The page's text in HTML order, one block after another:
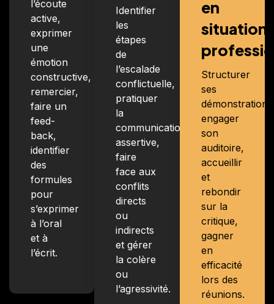
l’écoute
active,
exprimer
une
émotion
constructive,
remercier,
faire un
feed-
back,
identifier
des
formules
pour
s’exprimer
à l’oral
et à
l’écrit.
Identifier
les
étapes
de
l’escalade
conflictuelle,
pratiquer
la
communication
assertive,
faire
face aux
conflits
directs
ou
indirects
et gérer
la colère
ou
l’agressivité.
en
situation
Structurer
ses
engager
son
auditoire,
accueillir
et
rebondir
sur la
critique,
gagner
en
efficacité
lors des
réunions.